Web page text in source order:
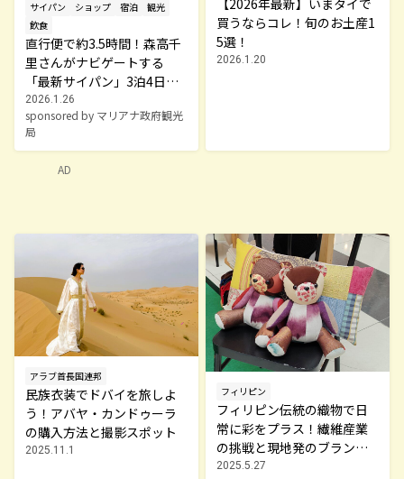
サイパン ショップ 宿泊
観光
飲食
直行便で約3.5時間！森高千
里さんがナビゲートする
「最新サイパン」3泊4日モ
デルプラン
2026.1.26
sponsored by マリアナ政府観光
局
買うならコレ！旬のお土産1
5選！
2026.1.20
AD
アラブ首長国連邦
民族衣装でドバイを旅しよ
う！アバヤ・カンドゥーラ
の購入方法と撮影スポット
2025.11.1
フィリピン
フィリピン伝統の織物で日
常に彩をプラス！繊維産業
の挑戦と現地発のブランド
を紹介
2025.5.27